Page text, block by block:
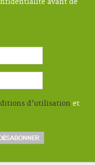
avant de
d’utilisation et